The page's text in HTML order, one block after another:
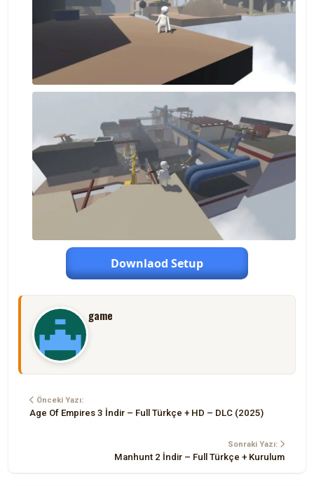
Downlaod Setup
game
Önceki Yazı:
Age Of Empires 3 İndir – Full Türkçe + HD – DLC (2025)
Sonraki Yazı:
Manhunt 2 İndir – Full Türkçe + Kurulum